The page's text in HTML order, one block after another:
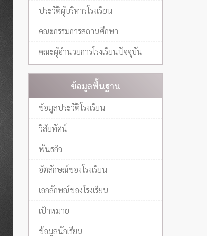
ประวัติผู้บริหารโรงเรียน
คณะกรรมการสถานศึกษา
คณะผู้อำนวยการโรงเรียนปัจจุบัน
ข้อมูลพื้นฐาน
ข้อมูลประวัติโรงเรียน
วิสัยทัศน์
พันธกิจ
อัตลักษณ์ของโรงเรียน
เอกลักษณ์ของโรงเรียน
เป้าหมาย
ข้อมูลนักเรียน